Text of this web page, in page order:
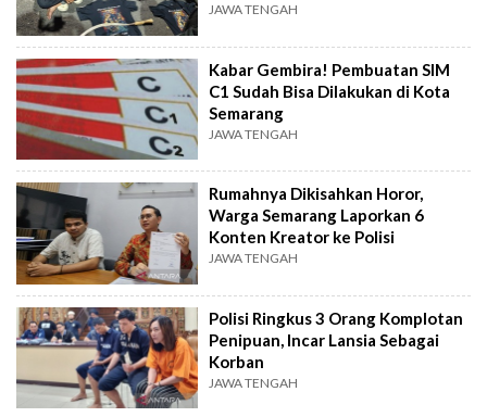
JAWA TENGAH
Kabar Gembira! Pembuatan SIM
C1 Sudah Bisa Dilakukan di Kota
Semarang
JAWA TENGAH
Rumahnya Dikisahkan Horor,
Warga Semarang Laporkan 6
Konten Kreator ke Polisi
JAWA TENGAH
Polisi Ringkus 3 Orang Komplotan
Penipuan, Incar Lansia Sebagai
Korban
JAWA TENGAH